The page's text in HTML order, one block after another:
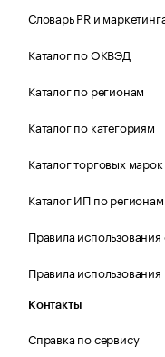
Словарь PR и
Каталог по ОКВЭД
Каталог по регионам
Каталог по категориям
Каталог торговых марок
Каталог ИП по регионам
Правила использования
Правила
Контакты
Справка по сервису